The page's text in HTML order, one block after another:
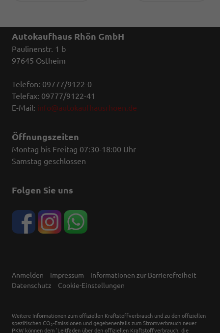
Autokaufhaus Rhön GmbH
Paulinenstr. 1 b
97645 Ostheim
Telefon: 09777/9122-0
Telefax: 09777/9122-41
E-Mail: info@autokaufhausrhoen.de
Öffnungszeiten
Montag bis Freitag 07:30-18:00 Uhr
Samstag geschlossen
Folgen Sie uns
Anmelden Impressum
Informationen zur Barrierefreiheit
Datenschutz
Cookie-Einstellungen
Weitere Informationen zum offiziellen Kraftstoffverbrauch und zu den offiziellen
spezifischen CO 2-Emissionen und gegebenenfalls zum Stromverbrauch neuer
PKW können dem 'Leitfaden über den offiziellen Kraftstoffverbrauch, die